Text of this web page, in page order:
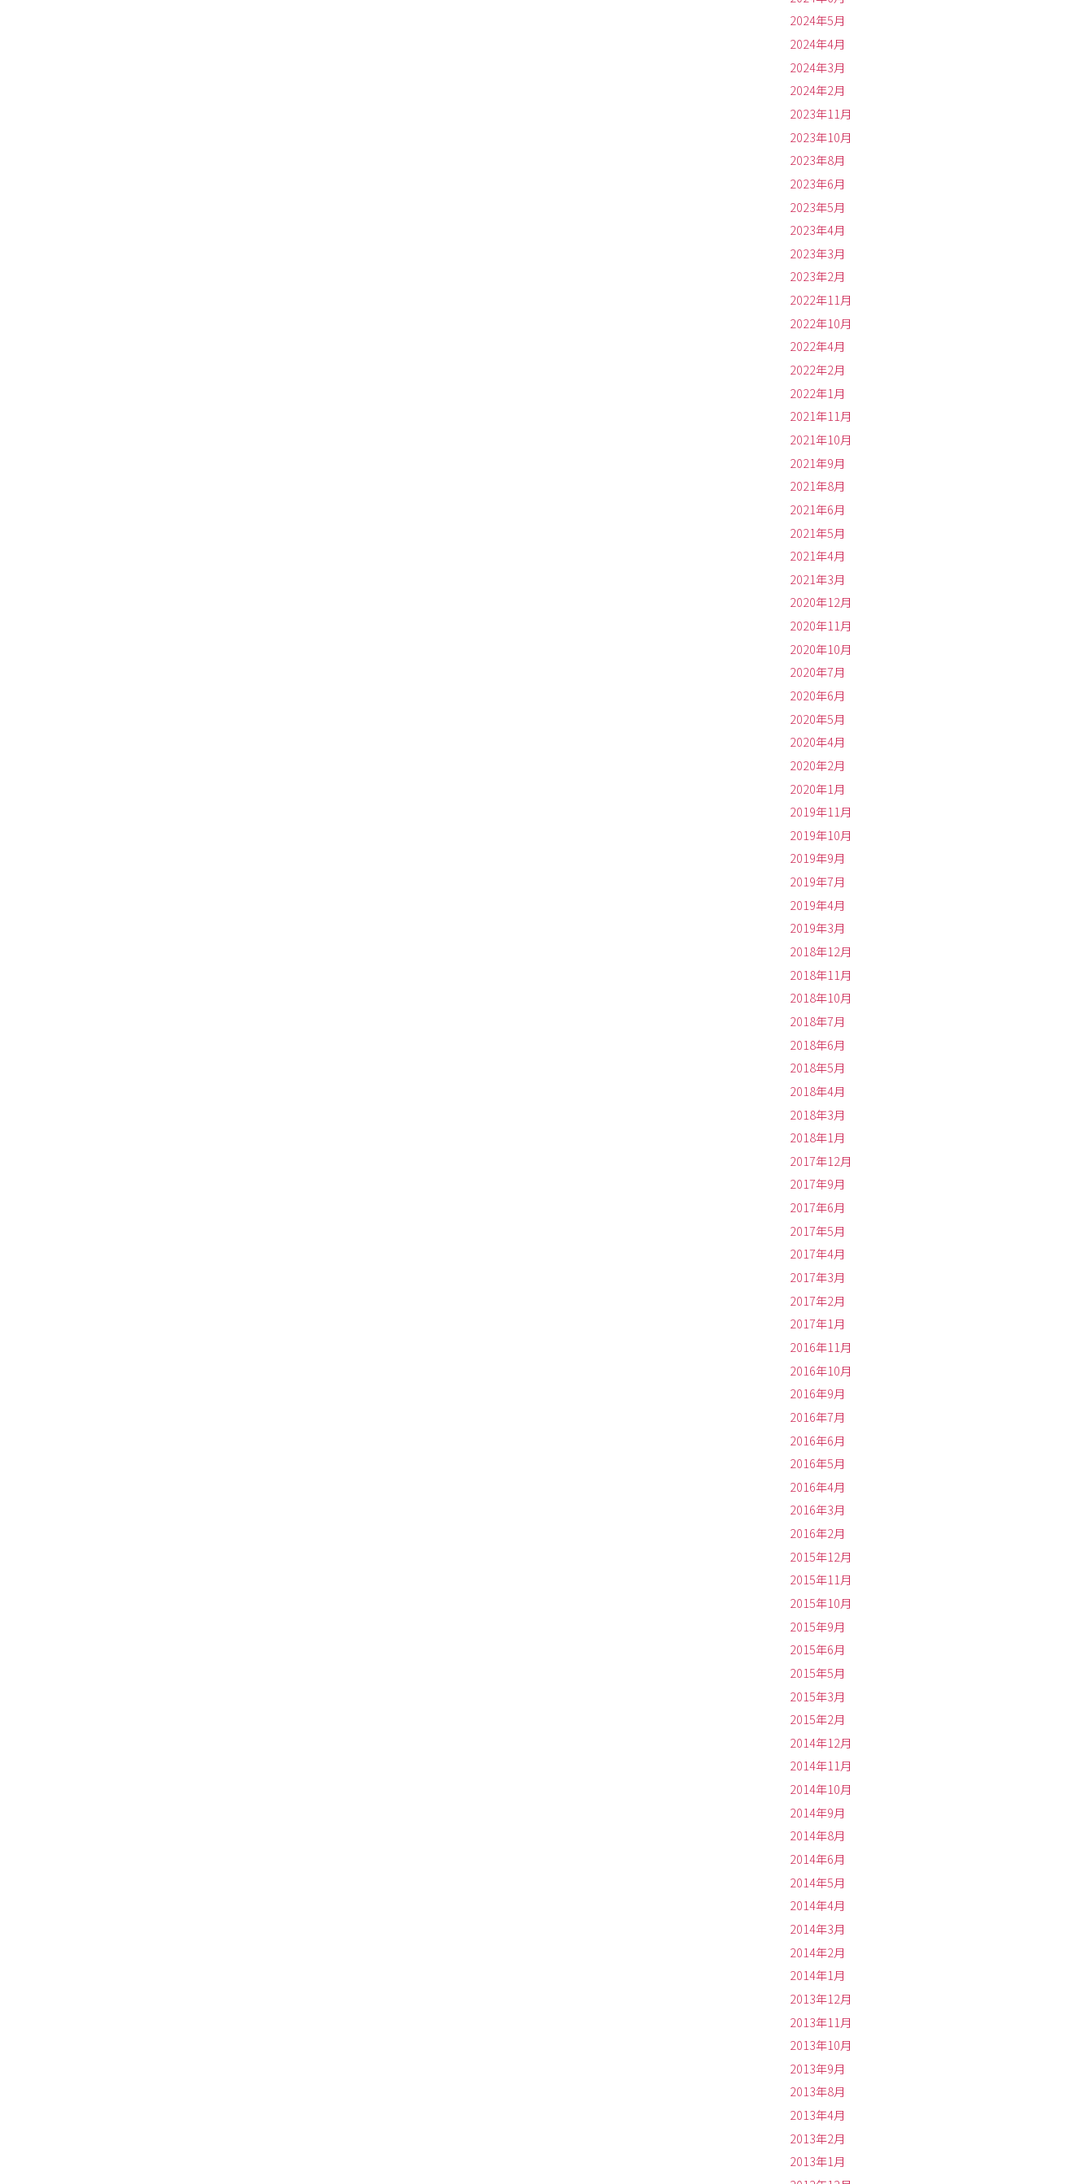
2024年5月
2024年4月
2024年3月
2024年2月
2023年11月
2023年10月
2023年8月
2023年6月
2023年5月
2023年4月
2023年3月
2023年2月
2022年11月
2022年10月
2022年4月
2022年2月
2022年1月
2021年11月
2021年10月
2021年9月
2021年8月
2021年6月
2021年5月
2021年4月
2021年3月
2020年12月
2020年11月
2020年10月
2020年7月
2020年6月
2020年5月
2020年4月
2020年2月
2020年1月
2019年11月
2019年10月
2019年9月
2019年7月
2019年4月
2019年3月
2018年12月
2018年11月
2018年10月
2018年7月
2018年6月
2018年5月
2018年4月
2018年3月
2018年1月
2017年12月
2017年9月
2017年6月
2017年5月
2017年4月
2017年3月
2017年2月
2017年1月
2016年11月
2016年10月
2016年9月
2016年7月
2016年6月
2016年5月
2016年4月
2016年3月
2016年2月
2015年12月
2015年11月
2015年10月
2015年9月
2015年6月
2015年5月
2015年3月
2015年2月
2014年12月
2014年11月
2014年10月
2014年9月
2014年8月
2014年6月
2014年5月
2014年4月
2014年3月
2014年2月
2014年1月
2013年12月
2013年11月
2013年10月
2013年9月
2013年8月
2013年4月
2013年2月
2013年1月